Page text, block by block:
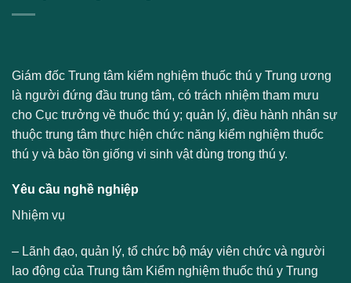
Giám đốc Trung tâm kiểm nghiệm thuốc thú y Trung ương
là người đứng đầu trung tâm, có trách nhiệm tham mưu
cho Cục trưởng về thuốc thú y; quản lý, điều hành nhân sự
thuộc trung tâm thực hiện chức năng kiểm nghiệm thuốc
thú y và bảo tồn giống vi sinh vật dùng trong thú y.
Yêu cầu nghề nghiệp
Nhiệm vụ
– Lãnh đạo, quản lý, tổ chức bộ máy viên chức và người
lao động của Trung tâm Kiểm nghiệm thuốc thú y Trung